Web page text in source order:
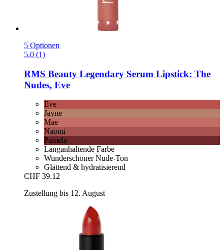
5 Optionen
5.0 (1)
RMS Beauty Legendary Serum Lipstick: The
Nudes, Eve
Eve
Jayne
Mae
Naomi
Pamela
Langanhaltende Farbe
Wunderschöner Nude-Ton
Glättend & hydratisierend
CHF 39.12
Zustellung bis 12. August